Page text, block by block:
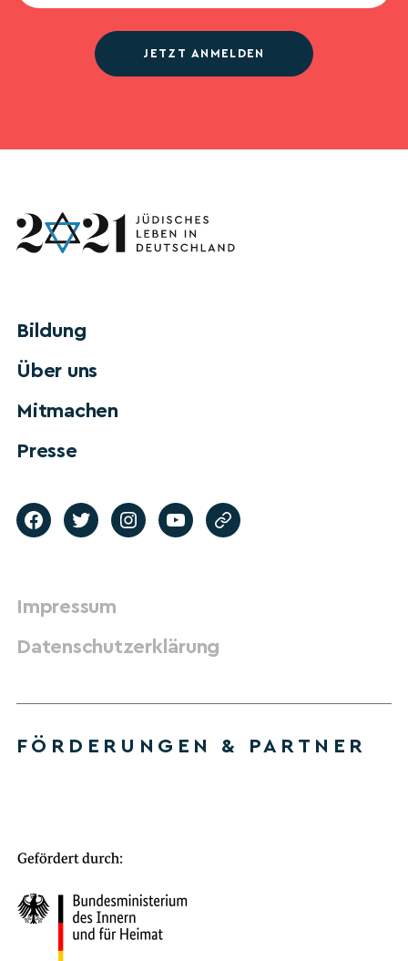
JETZT ANMELDEN
Bildung
Über uns
Mitmachen
Presse
Impressum
Datenschutzerklärung
FÖRDERUNGEN & PARTNER